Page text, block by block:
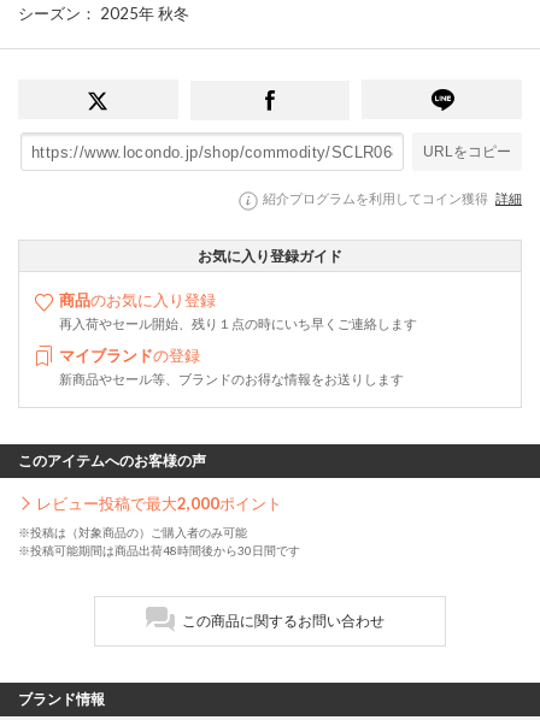
シーズン ： 2025年 秋冬
URLをコピー
紹介プログラムを利用してコイン獲得 詳細
お気に入り登録ガイド
商品のお気に入り登録
再入荷やセール開始、残り１点の時にいち早くご連絡します
マイブランドの登録
新商品やセール等、ブランドのお得な情報をお送りします
このアイテムへのお客様の声
レビュー投稿で最大2,000ポイント
※投稿は（対象商品の）ご購入者のみ可能
※投稿可能期間は商品出荷48時間後から30日間です
この商品に関するお問い合わせ
ブランド情報